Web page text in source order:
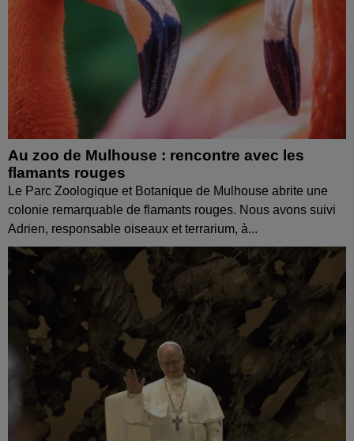
Au zoo de Mulhouse : rencontre avec les
flamants rouges
Le Parc Zoologique et Botanique de Mulhouse abrite une
colonie remarquable de flamants rouges. Nous avons suivi
Adrien, responsable oiseaux et terrarium, à...